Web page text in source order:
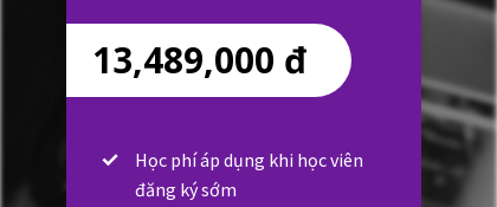
13,489,000 đ
Học phí áp dụng khi học viên
đăng ký sớm